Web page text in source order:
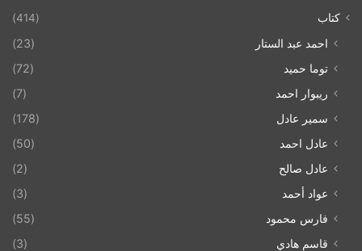
كتاب
(414)
احمد عبد الستار
(23)
توما حميد
(72)
ريبوار احمد
(7)
سمير عادل
(178)
عادل احمد
(50)
عادل صالح
(2)
عواد أحمد
(3)
فارس محمود
(55)
قاسم هادي
(3)